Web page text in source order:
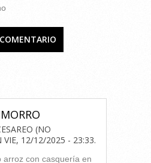
(NO
VIE, 12/12/2025 - 23:33.
arroz con casquería en